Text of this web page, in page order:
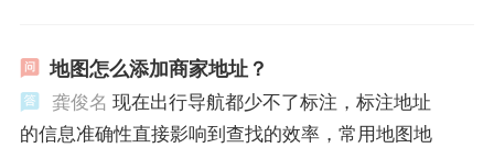
地图怎么添加商家地址？
龚俊名 现在出行导航都少不了标注，标注地址
的信息准确性直接影响到查找的效率，常用地图地